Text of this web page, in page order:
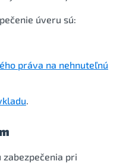
úveru sú:
práva na nehnuteľnú
.
pri